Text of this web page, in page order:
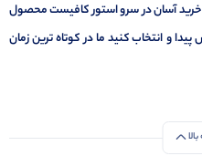
آسان در سرو استور کافیست محصول
و انتخاب کنید ما در کوتاه ترین زمان